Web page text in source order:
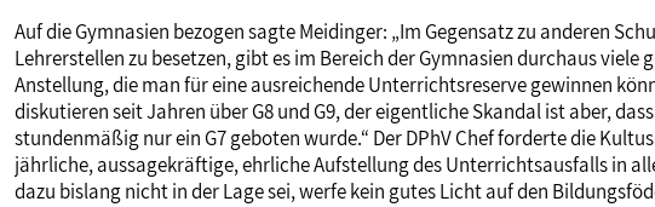
Auf die Gymnasien bezogen sagte Meidinger: „Im Gegensatz zu anderen
Lehrerstellen zu besetzen, gibt es im Bereich der Gymnasien durchaus
Anstellung, die man für eine ausreichende Unterrichtsreserve gewinnen
diskutieren seit Jahren über G8 und G9, der eigentliche Skandal ist aber,
stundenmäßig nur ein G7 geboten wurde.“ Der DPhV Chef forderte die
jährliche, aussagekräftige, ehrliche Aufstellung des Unterrichtsausfalls in
dazu bislang nicht in der Lage sei, werfe kein gutes Licht auf den